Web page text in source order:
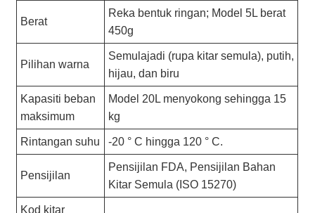
Berat
Reka bentuk ringan; Model 5L berat
450g
Pilihan warna
Semulajadi (rupa kitar semula), putih,
hijau, dan biru
Kapasiti beban
maksimum
Model 20L menyokong sehingga 15
kg
Rintangan suhu -20 ° C hingga 120 ° C.
Pensijilan
Pensijilan FDA, Pensijilan Bahan
Kitar Semula (ISO 15270)
Kod kitar